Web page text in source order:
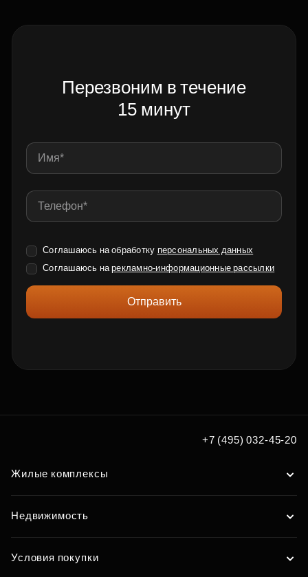
Перезвоним в течение
15 минут
Соглашаюсь на обработку персональных данных
Соглашаюсь нарекламно-информационные рассылки
Отправить
+7 (495) 032-45-20
Жилые комплексы
Недвижимость
Условия покупки